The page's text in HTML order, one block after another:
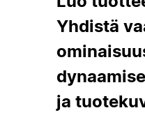
Yhdistä
ja